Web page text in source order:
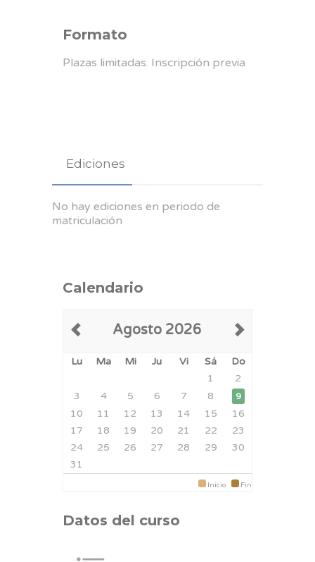
Formato
Plazas limitadas. Inscripción previa
Ediciones
No hay ediciones en periodo de
matriculación
Calendario
Agosto 2026
Lu Ma Mi Ju Vi Sá
Do
1
2
3
4 5 6 7 8 9
10 11 12 13 14 15
16
17
18 19 20 21 22
23
24
25 26 27 28 29
30
31
Inicio Fin
Datos del curso